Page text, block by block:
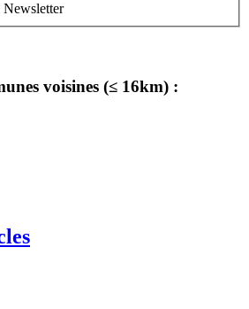
Newsletter
voisines (≤ 16km) :